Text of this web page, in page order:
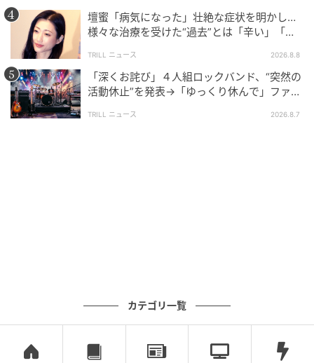
壇蜜「病気になった」壮絶な症状を明かし…
様々な治療を受けた“過去”とは「辛い」「苦
TRILL ニュース 2026.8.8
「深くお詫び」４人組ロックバンド、“突然の
活動休止”を発表→「ゆっくり休んで」ファン
TRILL ニュース 2026.8.7
カテゴリ一覧